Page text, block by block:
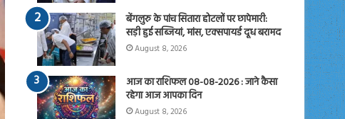
बेंगलुरु के पांच सितारा होटलों पर छापेमारी:
सड़ी हुई सब्जियां, मांस, एक्सपायर्ड दूध बरामद
August 8, 2026
आज का राशिफल 08-08-2026 : जाने कैसा
रहेगा आज आपका दिन
August 8, 2026